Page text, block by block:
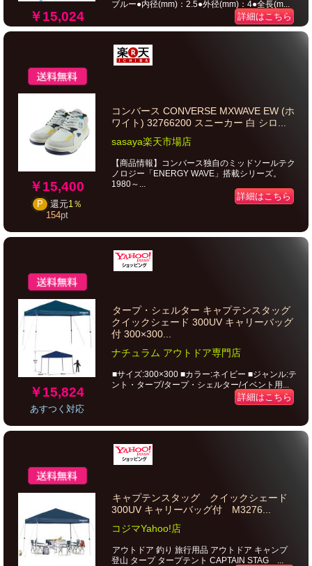
￥15,024
ブルー●内径(mm)：2.5●外径(mm)：4●全長(m...
詳細はこちら
￥15,400
P 還元1％
154pt
コンバース CONVERSE MXWAVE EW (ホ
ワイト) 32766200 スニーカー 白 シロ...
sasaya楽天市場店
【商品情報】コンバース独自のミッドソールテク
ノロジー「ENERGY WAVE」搭載シリーズ。
1980～...
詳細はこちら
￥15,824
あすつく対応
タープ・シェルター キャプテンスタッグ
クイックシェード 300UV キャリーバッグ
付 300×300...
ナチュラム アウトドア専門店
■サイズ:300×300 ■カラー:ネイビー ■ジャンル:テ
ント・タープ/タープ・シェルター/イベント用...
詳細はこちら
キャプテンスタッグ クイックシェード
300UV キャリーバッグ付 M3276...
コジマYahoo!店
アウトドア 釣り 旅行用品 アウトドア キャンプ
登山 タープ タープテント CAPTAIN STAG ...